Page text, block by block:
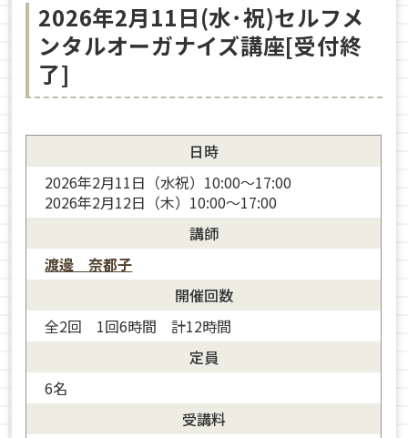
2026年2月11日(水･祝)セルフメ
ンタルオーガナイズ講座[受付終
了]
日時
2026年2月11日（水祝）10:00〜17:00
2026年2月12日（木）10:00〜17:00
講師
渡邊 奈都子
開催回数
全2回 1回6時間 計12時間
定員
6名
受講料